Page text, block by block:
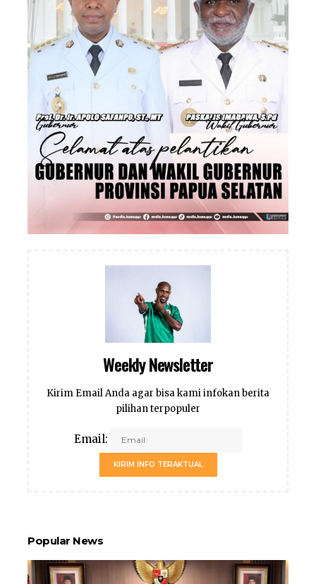
Weekly Newsletter
Kirim Email Anda agar bisa kami infokan berita
pilihan terpopuler
Email:
KIRIM INFO TERAKTUAL
Popular News